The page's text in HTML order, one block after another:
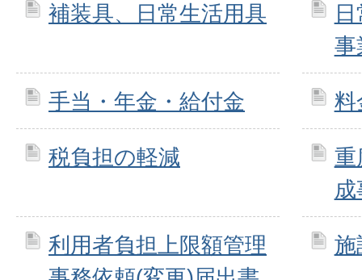
補装具、日常生活用具
事
手当・年金・給付金 料
税負担の軽減
重
利用者負担上限額管理
施